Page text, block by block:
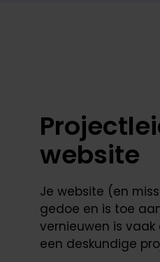
website
Je website (en
gedoe en is toe
vernieuwen is
een deskundige